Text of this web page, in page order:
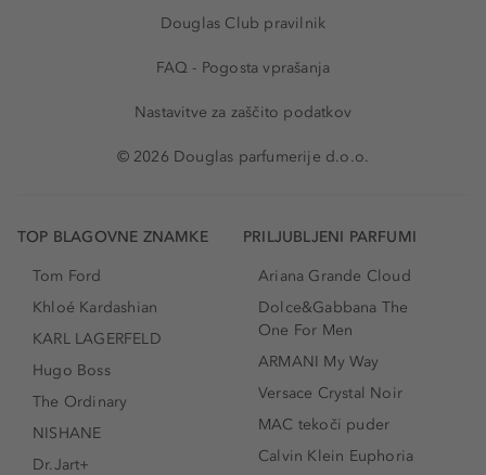
Douglas Club pravilnik
FAQ - Pogosta vprašanja
Nastavitve za zaščito podatkov
© 2026 Douglas parfumerije d.o.o.
TOP BLAGOVNE ZNAMKE
Tom Ford
Khloé Kardashian
KARL LAGERFELD
Hugo Boss
The Ordinary
NISHANE
Dr.Jart+
PRILJUBLJENI PARFUMI
Ariana Grande Cloud
Dolce&Gabbana The
One For Men
ARMANI My Way
Versace Crystal Noir
MAC tekoči puder
Calvin Klein Euphoria